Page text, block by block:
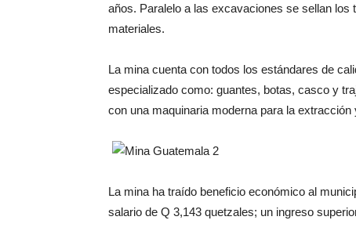
años. Paralelo a las excavaciones se sellan
materiales.
La mina cuenta con todos los estándares de
especializado como: guantes, botas, casco y
con una maquinaria moderna para la
La mina ha traído beneficio económico al
salario de Q 3,143 quetzales; un ingreso